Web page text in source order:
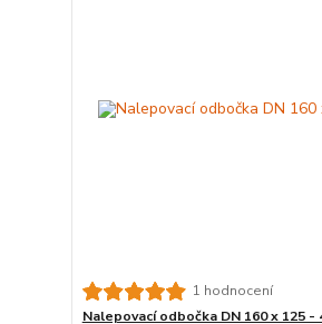
1 hodnocení
Nalepovací odbočka DN 160 x 125 -